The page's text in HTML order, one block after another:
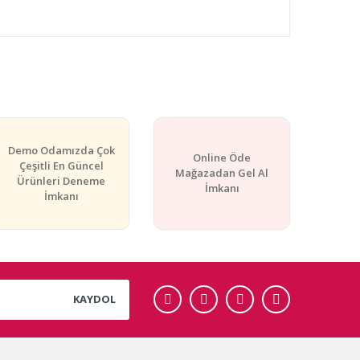
Demo Odamızda Çok
Çeşitli En Güncel
Ürünleri Deneme
İmkanı
Online Öde
Mağazadan Gel Al
İmkanı
KAYDOL